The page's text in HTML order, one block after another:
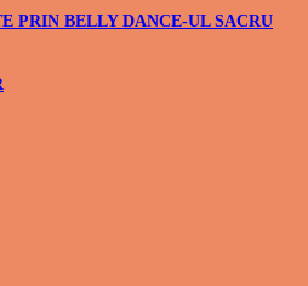
PRIN BELLY DANCE-UL SACRU